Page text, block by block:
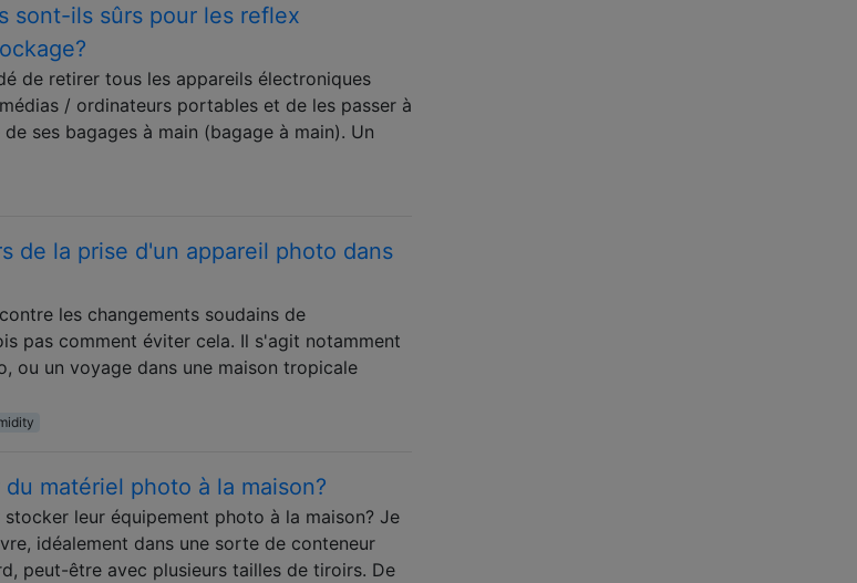
sont-ils sûrs pour les reflex
de retirer tous les appareils électroniques
/ ordinateurs portables et de les passer à
ses bagages à main (bagage à main). Un
de la prise d'un appareil photo dans
les changements soudains de
pas comment éviter cela. Il s'agit notamment
ou un voyage dans une maison tropicale
matériel photo à la maison?
leur équipement photo à la maison? Je
idéalement dans une sorte de conteneur
peut-être avec plusieurs tailles de tiroirs. De